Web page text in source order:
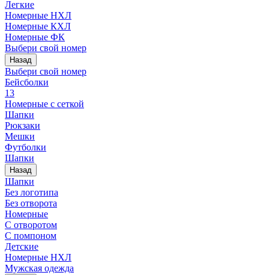
Легкие
Номерные НХЛ
Номерные КХЛ
Номерные ФК
Выбери свой номер
Назад
Выбери свой номер
Бейсболки
13
Номерные с сеткой
Шапки
Рюкзаки
Мешки
Футболки
Шапки
Назад
Шапки
Без логотипа
Без отворота
Номерные
С отворотом
С помпоном
Детские
Номерные НХЛ
Мужская одежда